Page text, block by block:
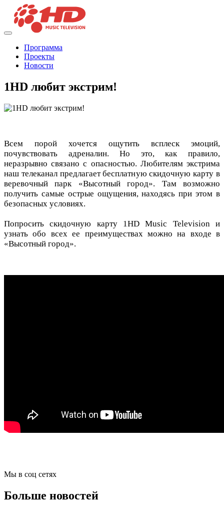
Программа
Проекты
Новости
1HD любит экстрим!
Всем порой хочется ощутить всплеск эмоций,
почувствовать адреналин. Но это, как правило,
неразрывно связано с опасностью. Любителям экстрима
наш телеканал предлагает бесплатную скидочную карту в
веревочный парк «Высотный город». Там возможно
получить самые острые ощущения, находясь при этом в
безопасных условиях.
Попросить скидочную карту 1HD Music Television и
узнать обо всех ее преимуществах можно на входе в
«Высотный город».
Мы в соц сетях
Больше новостей